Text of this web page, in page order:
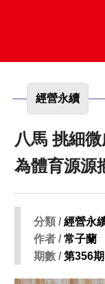
經營永續
八馬 挑細微處使力 從日常養成習慣，
為體育源源
分類 /經營永
作者 /常子蘭
期數 /第356期